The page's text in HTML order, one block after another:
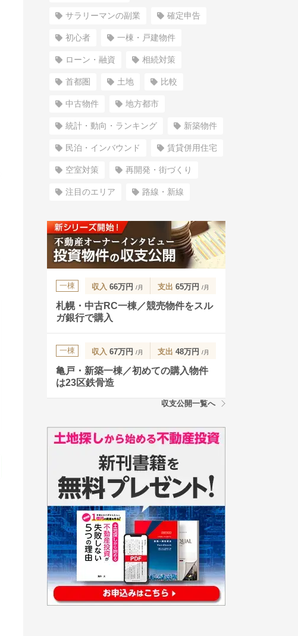
サラリーマンの副業 確定申告
初心者 一棟・戸建物件
ローン・融資 相続対策
首都圏 土地 比較
中古物件 地方都市
統計・動向・ランキング 新築物件
民泊・インバウンド 賃貸併用住宅
空室対策 再開発・街づくり
注目のエリア 路線・新線
一棟 収入 66万円 /月 支出 65万円 /月
札幌・中古RC一棟／競売物件をスル
ガ銀行で購入
一棟 収入 67万円 /月 支出 48万円 /月
亀戸・新築一棟／初めての購入物件
は23区鉄骨造
収支公開一覧へ